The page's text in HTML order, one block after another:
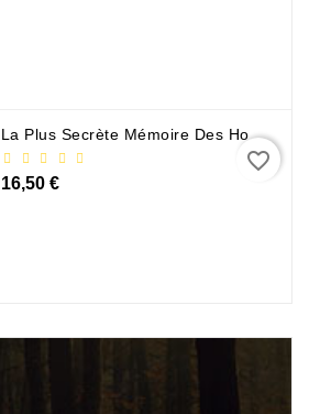
La Plus Secrète Mémoire Des Hommes - Mohamed Mbougar Sarr
16,50 €
favorite_border